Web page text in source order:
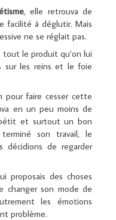
, elle retrouva de
facilité à déglutir. Mais
ne se réglait pas.
le produit qu’on lui
sur les reins et le foie
pour faire cesser cette
en un peu moins de
et surtout un bon
son travail, le
de regarder
proposais des choses
changer son mode de
les émotions
problème.